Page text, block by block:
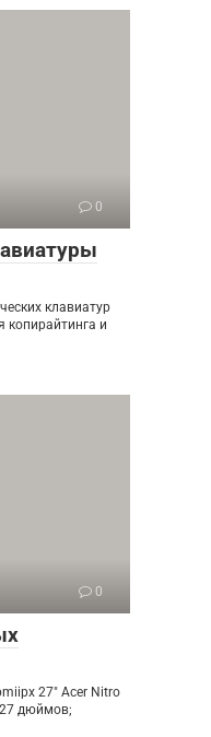
0
клавиатур
копирайтинга и
0
27″ Acer Nitro
дюймов;